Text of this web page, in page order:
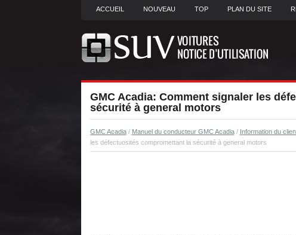
ACCUEIL NOUVEAU TOP PLAN DU SITE
GMC Acadia: Comment signaler les
sécurité à general motors
GMC Acadia/ Manuel du conducteur GMC Acadia/ Information du
les défectuosités compromettant la sécurité à general motors